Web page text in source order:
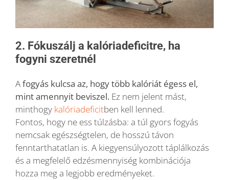
2. Fókuszálj a kalóriadeficitre, ha
fogyni szeretnél
Afogyás kulcsa az, hogy több kalóriát égess el,
mint amennyit beviszel.Ez nem jelent mást,
minthogy kalóriadeficitben kell lenned.
Fontos, hogy ne ess túlzásba: a túl gyors fogyás
nemcsak egészségtelen, de hosszú távon
fenntarthatatlan is. A kiegyensúlyozott táplálkozás
és a megfelelő edzésmennyiség kombinációja
hozza meg a legjobb eredményeket.